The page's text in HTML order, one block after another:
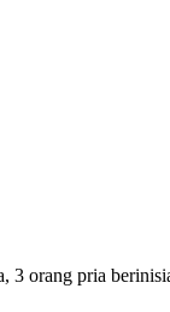
3 orang pria